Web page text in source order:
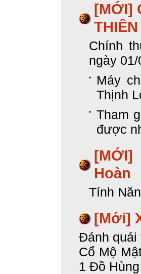
[MỚI]
THIÊN
Chính
ngày
Máy
Thịnh
Tham
được
[MỚI]
Hoàn
Tính
[Mới]
Đánh
Cổ Mộ
1 Đồ